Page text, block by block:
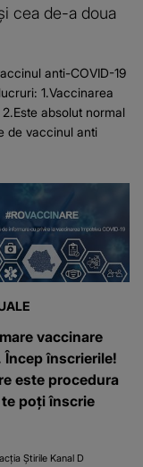
cea de-a doua
anti-COVID-19
1.Vaccinarea
absolut normal
de vaccinul anti
vaccinare
Încep înscrierile!
poți înscrie
Știrile Kanal D